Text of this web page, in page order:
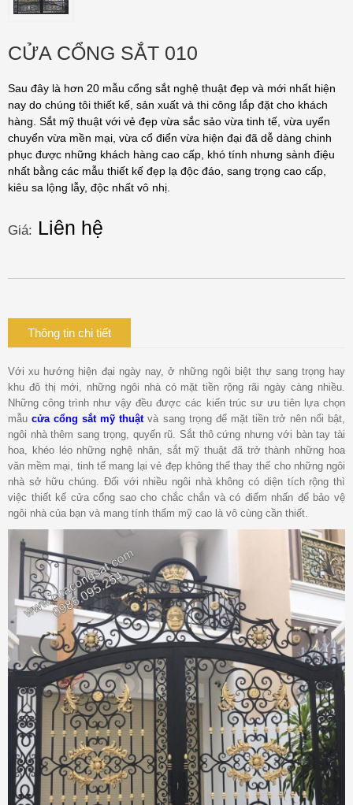
CỬA CỔNG SẮT 010
Sau đây là hơn 20 mẫu cổng sắt nghệ thuật đẹp và mới nhất hiện
nay do chúng tôi thiết kế, sản xuất và thi công lắp đặt cho khách
hàng. Sắt mỹ thuật với vẻ đẹp vừa sắc sảo vừa tinh tế, vừa uyển
chuyển vừa mền mại, vừa cổ điển vừa hiện đại đã dễ dàng chinh
phục được những khách hàng cao cấp, khó tính nhưng sành điệu
nhất bằng các mẫu thiết kế đẹp lạ độc đáo, sang trọng cao cấp,
kiêu sa lộng lẫy, độc nhất vô nhị.
Giá: Liên hệ
Thông tin chi tiết
Với xu hướng hiện đại ngày nay, ở những ngôi biệt thự sang trọng hay
khu đô thị mới, những ngôi nhà có mặt tiền rộng rãi ngày càng nhiều.
Những công trình như vậy đều được các kiến trúc sư ưu tiên lựa chọn
mẫu cửa cổng sắt mỹ thuật và sang trọng để mặt tiền trở nên nổi bật,
ngôi nhà thêm sang trọng, quyến rũ. Sắt thô cứng nhưng với bàn tay tài
hoa, khéo léo những nghệ nhân, sắt mỹ thuật đã trở thành những hoa
văn mềm mại, tinh tế mang lại vẻ đẹp không thể thay thế cho những ngôi
nhà sở hữu chúng. Đối với nhiều ngôi nhà không có diện tích rộng thì
việc thiết kế cửa cổng sao cho chắc chắn và có điểm nhấn để bảo vệ
ngôi nhà của bạn và mang tính thẩm mỹ cao là vô cùng cần thiết.